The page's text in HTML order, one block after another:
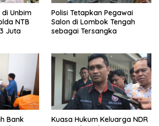
di Unbim
NTB
Juta
Polisi Tetapkan Pegawai
Salon di Lombok Tengah
sebagai Tersangka
Bank
Kuasa Hukum Keluarga NDR